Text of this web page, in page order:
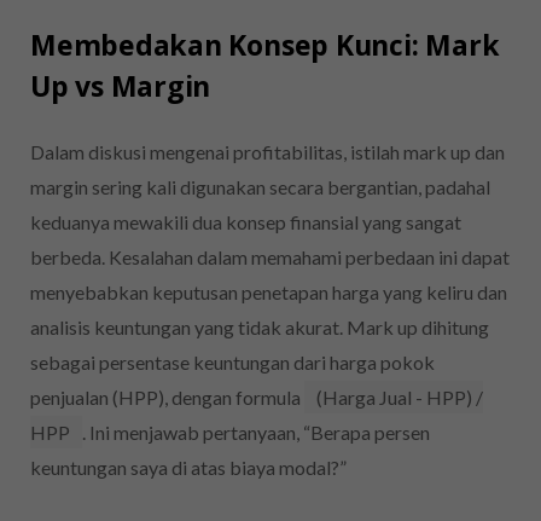
Membedakan Konsep Kunci: Mark
Up vs Margin
Dalam diskusi mengenai profitabilitas, istilah mark up dan
margin sering kali digunakan secara bergantian, padahal
keduanya mewakili dua konsep finansial yang sangat
berbeda. Kesalahan dalam memahami perbedaan ini dapat
menyebabkan keputusan penetapan harga yang keliru dan
analisis keuntungan yang tidak akurat. Mark up dihitung
sebagai persentase keuntungan dari harga pokok
penjualan (HPP), dengan formula
(Harga Jual - HPP) /
HPP
. Ini menjawab pertanyaan, “Berapa persen
keuntungan saya di atas biaya modal?”